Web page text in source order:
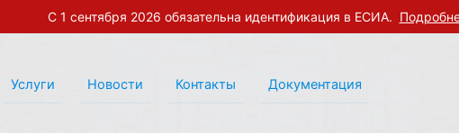
С 1 сентября 2026 обязательна идентификация в ЕСИА.
Услуги Новости Контакты Документация